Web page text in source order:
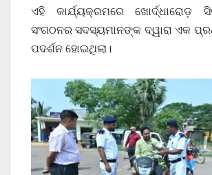
ଏହି କାର୍ଯ୍ୟକ୍ରମରେ ଖୋର୍ଦ୍ଧାରୋଡ଼
ସଂଗଠନର ସଦସ୍ୟମାନଙ୍କ ଦ୍ୱାରା ଏକ
ପଦର୍ଶନ ହୋଇଥିଲା।